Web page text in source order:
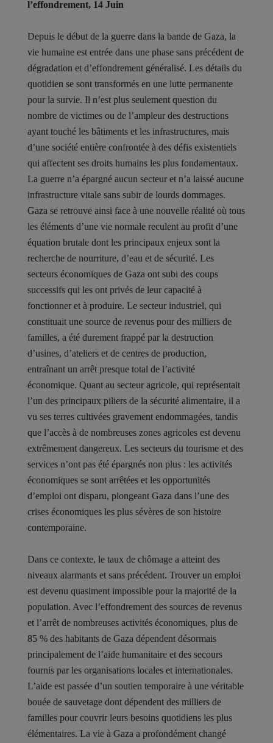
l’effondrement, 14 Juin
Depuis le début de la guerre dans la bande de Gaza, la
vie humaine est entrée dans une phase sans précédent de
dégradation et d’effondrement généralisé. Les détails du
quotidien se sont transformés en une lutte permanente
pour la survie. Il n’est plus seulement question du
nombre de victimes ou de l’ampleur des destructions
ayant touché les bâtiments et les infrastructures, mais
d’une société entière confrontée à des défis existentiels
qui affectent ses droits humains les plus fondamentaux.
La guerre n’a épargné aucun secteur et n’a laissé aucune
infrastructure vitale sans subir de lourds dommages.
Gaza se retrouve ainsi face à une nouvelle réalité où tous
les éléments d’une vie normale reculent au profit d’une
équation brutale dont les principaux enjeux sont la
recherche de nourriture, d’eau et de sécurité. Les
secteurs économiques de Gaza ont subi des coups
successifs qui les ont privés de leur capacité à
fonctionner et à produire. Le secteur industriel, qui
constituait une source de revenus pour des milliers de
familles, a été durement frappé par la destruction
d’usines, d’ateliers et de centres de production,
entraînant un arrêt presque total de l’activité
économique. Quant au secteur agricole, qui représentait
l’un des principaux piliers de la sécurité alimentaire, il a
vu ses terres cultivées gravement endommagées, tandis
que l’accès à de nombreuses zones agricoles est devenu
extrêmement dangereux. Les secteurs du tourisme et des
services n’ont pas été épargnés non plus : les activités
économiques se sont arrêtées et les opportunités
d’emploi ont disparu, plongeant Gaza dans l’une des
crises économiques les plus sévères de son histoire
contemporaine.
Dans ce contexte, le taux de chômage a atteint des
niveaux alarmants et sans précédent. Trouver un emploi
est devenu quasiment impossible pour la majorité de la
population. Avec l’effondrement des sources de revenus
et l’arrêt de nombreuses activités économiques, plus de
85 % des habitants de Gaza dépendent désormais
principalement de l’aide humanitaire et des secours
fournis par les organisations locales et internationales.
L’aide est passée d’un soutien temporaire à une véritable
bouée de sauvetage dont dépendent des milliers de
familles pour couvrir leurs besoins quotidiens les plus
élémentaires. La vie à Gaza a profondément changé